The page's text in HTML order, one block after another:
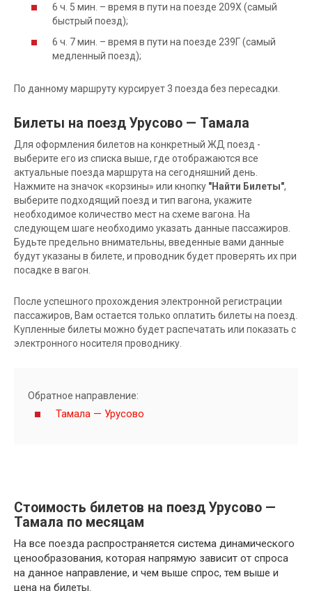
6 ч. 5 мин. – время в пути на поезде 209Х (самый
быстрый поезд);
6 ч. 7 мин. – время в пути на поезде 239Г (самый
медленный поезд);
По данному маршруту курсирует 3 поезда без пересадки.
Билеты на поезд Урусово — Тамала
Для оформления билетов на конкретный ЖД поезд -
выберите его из списка выше, где отображаются все
актуальные поезда маршрута на сегодняшний день.
Нажмите на значок «корзины» или кнопку "Найти Билеты",
выберите подходящий поезд и тип вагона, укажите
необходимое количество мест на схеме вагона. На
следующем шаге необходимо указать данные пассажиров.
Будьте предельно внимательны, введенные вами данные
будут указаны в билете, и проводник будет проверять их при
посадке в вагон.
После успешного прохождения электронной регистрации
пассажиров, Вам остается только оплатить билеты на поезд.
Купленные билеты можно будет распечатать или показать с
электронного носителя проводнику.
Обратное направление:
Тамала — Урусово
Стоимость билетов на поезд Урусово —
Тамала по месяцам
На все поезда распространяется система динамического
ценообразования, которая напрямую зависит от спроса
на данное направление, и чем выше спрос, тем выше и
цена на билеты.